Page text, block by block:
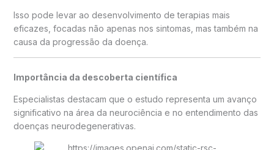
Isso pode levar ao desenvolvimento de terapias mais
eficazes, focadas não apenas nos sintomas, mas também na
causa da progressão da doença.
Importância da descoberta científica
Especialistas destacam que o estudo representa um avanço
significativo na área da neurociência e no entendimento das
doenças neurodegenerativas.